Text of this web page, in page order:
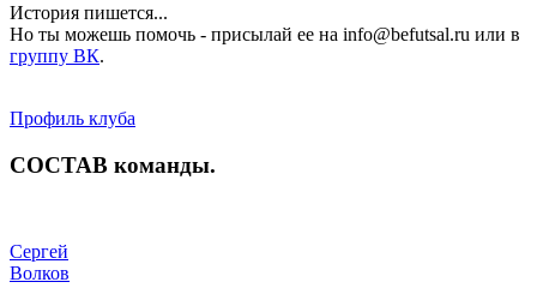
История пишется...
Но ты можешь помочь - присылай ее на info@befutsal.ru или в
группу ВК.
Профиль клуба
СОСТАВ команды.
Сергей
Волков